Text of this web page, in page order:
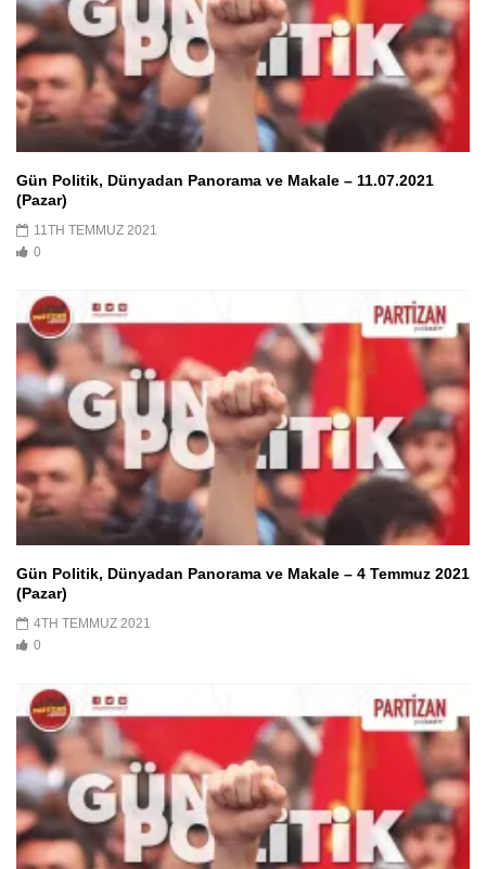
Gün Politik, Dünyadan Panorama ve Makale – 11.07.2021
(Pazar)
11TH TEMMUZ 2021
0
Gün Politik, Dünyadan Panorama ve Makale – 4 Temmuz 2021
(Pazar)
4TH TEMMUZ 2021
0